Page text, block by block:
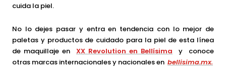
cuida la piel.
No lo dejes pasar y entra en tendencia con lo mejor de
paletas y productos de cuidado para la piel de esta línea
de maquillaje en XX Revolution en Bellísima y conoce
otras marcas internacionales y nacionales en bellisima.mx.